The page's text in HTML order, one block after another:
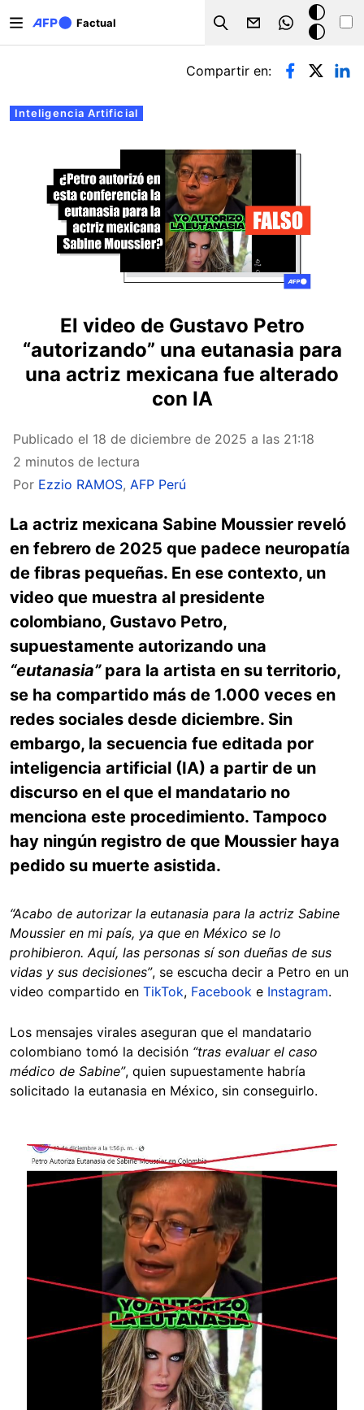
Factual
Search
Modo
oscuro
Solapas principales
Inteligencia Artificial
Compartir en:
El video de Gustavo Petro
“autorizando” una eutanasia para
una actriz mexicana fue alterado
con IA
Publicado el 18 de diciembre de 2025 a las 21:18
2 minutos de lectura
Por Ezzio RAMOS, AFP Perú
La actriz mexicana Sabine Moussier reveló
en febrero de 2025 que padece neuropatía
de fibras pequeñas. En ese contexto, un
video que muestra al presidente
colombiano, Gustavo Petro,
supuestamente autorizando una
“eutanasia” para la artista en su territorio,
se ha compartido más de 1.000 veces en
redes sociales desde diciembre. Sin
embargo, la secuencia fue editada por
inteligencia artificial (IA) a partir de un
discurso en el que el mandatario no
menciona este procedimiento. Tampoco
hay ningún registro de que Moussier haya
pedido su muerte asistida.
“Acabo de autorizar la eutanasia para la actriz Sabine
Moussier en mi país, ya que en México se lo
prohibieron. Aquí, las personas sí son dueñas de sus
vidas y sus decisiones”, se escucha decir a Petro en un
video compartido en TikTok, Facebook e Instagram.
Los mensajes virales aseguran que el mandatario
colombiano tomó la decisión “tras evaluar el caso
médico de Sabine”, quien supuestamente habría
solicitado la eutanasia en México, sin conseguirlo.
Image